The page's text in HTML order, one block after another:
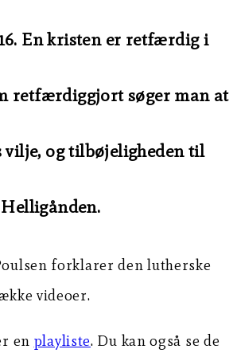
En kristen er retfærdig i
retfærdiggjort søger man at
vilje, og tilbøjeligheden til
forklarer den lutherske
videoer.
en playliste. Du kan også se de